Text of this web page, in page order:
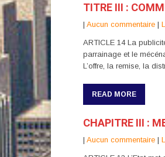
TITRE III :
| Aucun commentaire |
ARTICLE 14 La
parrainage et le
L’offre, la remise, la
READ MORE
CHAPITRE III :
| Aucun commentaire |